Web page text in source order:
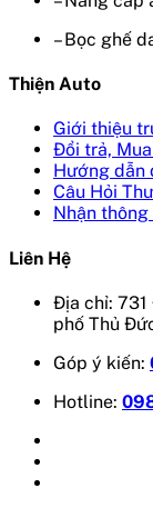
– Bọc ghế
Thiện Auto
Giới thiệu
Đổi trả,
Hướng dẫn
Câu Hỏi
Nhận
Liên Hệ
Địa chỉ: 731
phố Thủ
Góp ý kiến:
Hotline: